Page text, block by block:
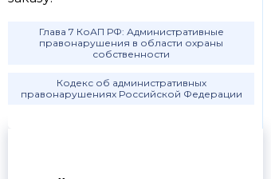
Глава 7 КоАП РФ: Административные
правонарушения в области охраны
собственности
Кодекс об административных
правонарушениях Российской Федерации